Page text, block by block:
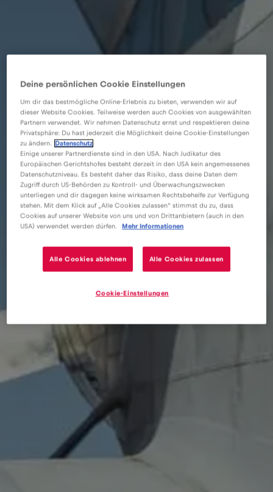
eSIM
Blog
solo dati?
Deine persönlichen Cookie Einstellungen
Um dir das bestmögliche Online-Erlebnis zu bieten, verwenden wir auf
dieser Website Cookies. Teilweise werden auch Cookies von ausgewählten
Partnern verwendet. Wir nehmen Datenschutz ernst und respektieren deine
Privatsphäre: Du hast jederzeit die Möglichkeit deine Cookie-Einstellungen
zu ändern.
Datenschutz
Einige unserer Partnerdienste sind in den USA. Nach Judikatur des
Europäischen Gerichtshofes besteht derzeit in den USA kein angemessenes
Datenschutzniveau. Es besteht daher das Risiko, dass deine Daten dem
Zugriff durch US-Behörden zu Kontroll- und Überwachungszwecken
unterliegen und dir dagegen keine wirksamen Rechtsbehelfe zur Verfügung
stehen. Mit dem Klick auf „Alle Cookies zulassen“ stimmst du zu, dass
Cookies auf unserer Website von uns und von Drittanbietern (auch in den
USA) verwendet werden dürfen.
Mehr Informationen
Alle Cookies ablehnen Alle Cookies zulassen
Cookie-Einstellungen